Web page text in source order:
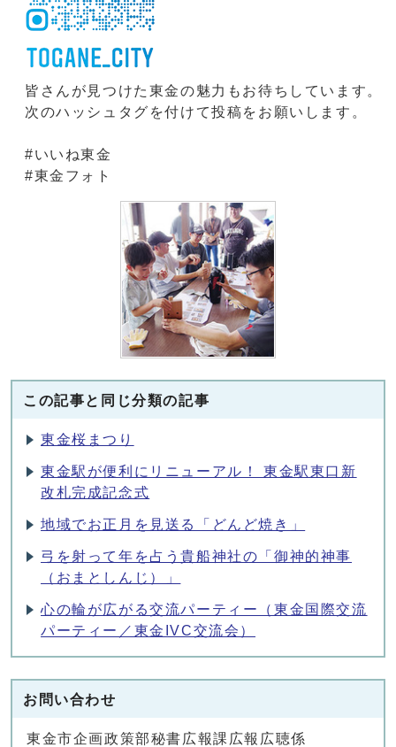
皆さんが見つけた東金の魅力もお待ちしています。
次のハッシュタグを付けて投稿をお願いします。
#いいね東金
#東金フォト
この記事と同じ分類の記事
東金桜まつり
東金駅が便利にリニューアル！ 東金駅東口新
改札完成記念式
地域でお正月を見送る「どんど焼き」
弓を射って年を占う貴船神社の「御神的神事
（おまとしんじ）」
心の輪が広がる交流パーティー（東金国際交流
パーティー／東金IVC交流会）
お問い合わせ
東金市企画政策部秘書広報課広報広聴係